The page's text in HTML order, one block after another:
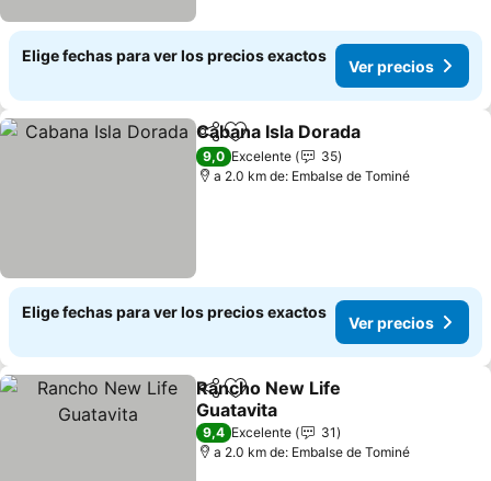
Elige fechas para ver los precios exactos
Ver precios
CompartirAgregar a favoritos
Cabana Isla Dorada
9,0 Excelente
35
a 2.0 km de: Embalse de Tominé
Elige fechas para ver los precios exactos
Ver precios
CompartirAgregar a favoritos
Rancho New Life
Guatavita
9,4 Excelente
31
a 2.0 km de: Embalse de Tominé